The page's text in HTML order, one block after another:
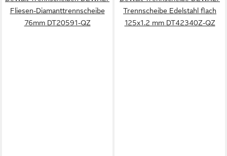
Fliesen-Diamanttrennscheibe
76mm DT20591-QZ
Trennscheibe Edelstahl flach
125x1.2 mm DT42340Z-QZ